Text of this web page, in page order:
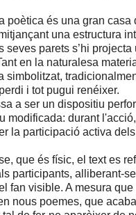
poètica és una gran casa
una estructura
seves parets s’hi projecta
en la naturalesa
simbolitzat,
i tot pugui renéixer.
a ser un dispositiu
modificada: durant
la participació activa
que és físic, el text es
participants, alliberant-
fan visible. A mesura
nous poemes, que